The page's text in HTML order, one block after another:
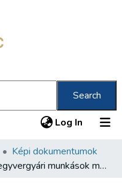
Search
Log In (current)
Képi dokumentumok
[Fegyvergyári munkások május elsején a Gambrinus nagyvendéglő teraszán]